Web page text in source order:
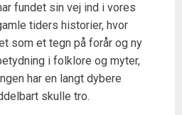
fundet sin vej ind i vores
tiders historier, hvor
som et tegn på forår og ny
i folklore og myter,
har en langt dybere
skulle tro.